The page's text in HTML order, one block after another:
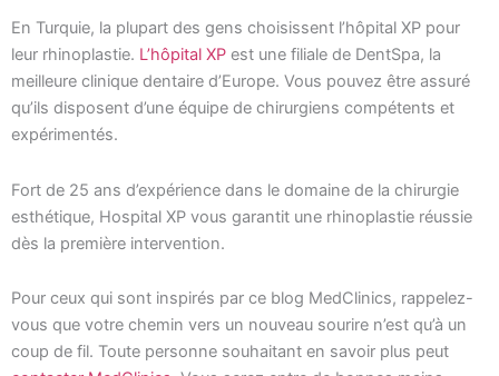
En Turquie, la plupart des gens choisissent l’hôpital XP pour
leur rhinoplastie. L’hôpital XP est une filiale de DentSpa, la
meilleure clinique dentaire d’Europe. Vous pouvez être assuré
qu’ils disposent d’une équipe de chirurgiens compétents et
expérimentés.
Fort de 25 ans d’expérience dans le domaine de la chirurgie
esthétique, Hospital XP vous garantit une rhinoplastie réussie
dès la première intervention.
Pour ceux qui sont inspirés par ce blog MedClinics, rappelez-
vous que votre chemin vers un nouveau sourire n’est qu’à un
coup de fil. Toute personne souhaitant en savoir plus peut